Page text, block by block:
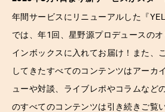
年間サービスにリニューアルした『
では、年1回、星野源プロデュースの
インボックスに入れてお届け！また、
してきたすべてのコンテンツはアーカ
ューや対談、ライブレポやコラムなど
のすべてのコンテンツは引き続きご覧